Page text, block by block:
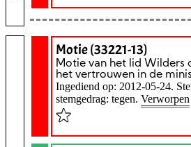
Motie (33221-13)
Motie van het lid Wilders
het vertrouwen in de
Ingediend op: 2012-05-24.
stemgedrag: tegen. Verworpen